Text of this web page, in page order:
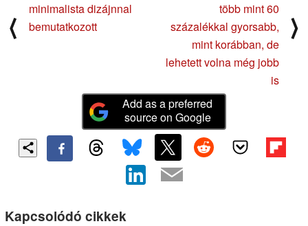
⟨
minimalista dizájnnal
bemutatkozott
több mint 60
százalékkal gyorsabb,
mint korábban, de
lehetett volna még jobb
is
⟩
Add as a preferred
source on Google
Kapcsolódó cikkek